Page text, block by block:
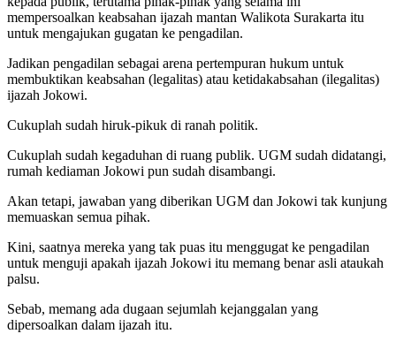
mempersoalkan keabsahan ijazah mantan Walikota Surakarta itu
untuk mengajukan gugatan ke pengadilan.
Jadikan pengadilan sebagai arena pertempuran hukum untuk
membuktikan keabsahan (legalitas) atau ketidakabsahan (ilegalitas)
ijazah Jokowi.
Cukuplah sudah hiruk-pikuk di ranah politik.
Cukuplah sudah kegaduhan di ruang publik. UGM sudah didatangi,
rumah kediaman Jokowi pun sudah disambangi.
Akan tetapi, jawaban yang diberikan UGM dan Jokowi tak kunjung
memuaskan semua pihak.
Kini, saatnya mereka yang tak puas itu menggugat ke pengadilan
untuk menguji apakah ijazah Jokowi itu memang benar asli ataukah
palsu.
Sebab, memang ada dugaan sejumlah kejanggalan yang
dipersoalkan dalam ijazah itu.